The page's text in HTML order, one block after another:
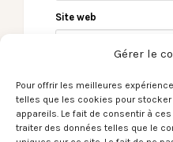
Gérer le
Pour offrir les meilleures
telles que les cookies pour
appareils. Le fait de consentir à
traiter des données telles que le
Site web